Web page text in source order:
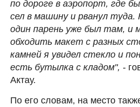
по дороге в аэропорт, где
сел в машину и рванул туда.
один парень уже был там, и
обходить макет с разных
камней я увидел стекло и
есть бутылка с кладом", -
Актау.
По его словам, на место